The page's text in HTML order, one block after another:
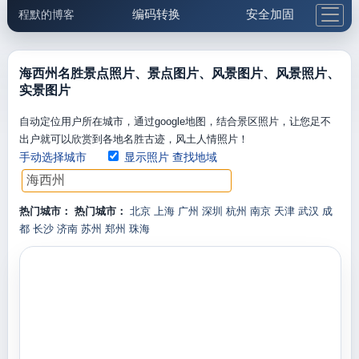
程默的博客 编码转换 安全加固
邮件工具 生活便民 更多工具
海西州名胜景点照片、景点图片、风景图片、风景照片、
实景图片
自动定位用户所在城市，通过google地图，结合景区照片，让您足不
出户就可以欣赏到各地名胜古迹，风土人情照片！
手动选择城市 显示照片 查找地域
热门城市： 热门城市： 北京 上海 广州 深圳 杭州 南京 天津 武汉 成
都 长沙 济南 苏州 郑州 珠海